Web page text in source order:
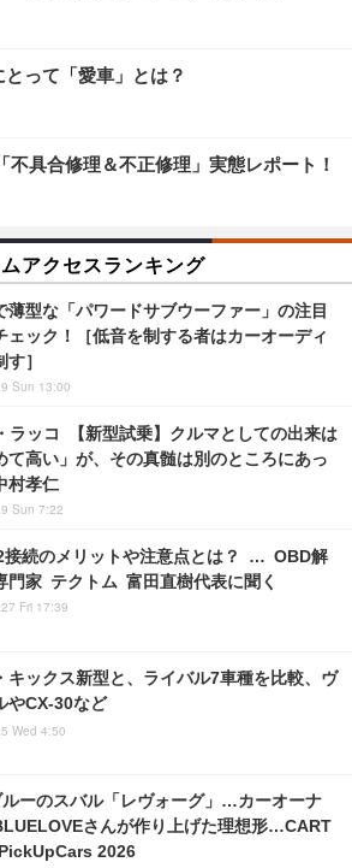
って「愛車」とは？
不具合修理＆不正修理」実態レポート！
アクセスランキング
薄型な「パワードサブウーファー」の注目
ェック！［低音を制する者はカーオーディ
す］
Sun 13:00
ラッコ 【新型試乗】クルマとしての出来は
て高い」が、その真髄は別のところにあっ
村孝仁
Sun 7:22
接続のメリットや注意点とは？ … OBD解
門家 テクトム 富田直樹代表に聞く
Fri 17:39
キックス新型と、ライバル7車種を比較、ヴ
やCX-30など
Wed 4:50
ーのスバル「レヴォーグ」…カーオーナ
さんが作り上げた理想形…CART
2026